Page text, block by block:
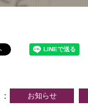
お知らせ